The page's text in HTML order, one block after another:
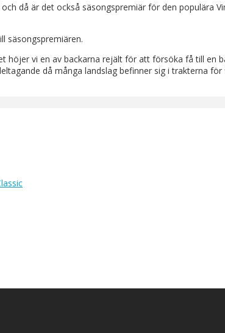
då är det också säsongspremiär för den populära
säsongspremiären.
höjer vi en av backarna rejält för att försöka få till en
då många landslag befinner sig i trakterna